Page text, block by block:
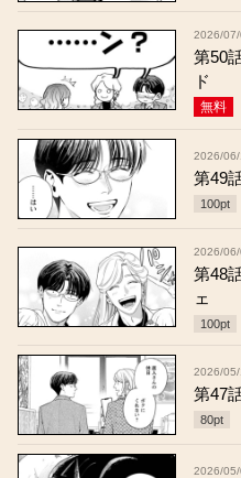
2026/07/
第50
ド
無料
2026/06/
第49
100pt
2026/06/
第48
ェ
100pt
2026/05/
第47
80pt
2026/05/